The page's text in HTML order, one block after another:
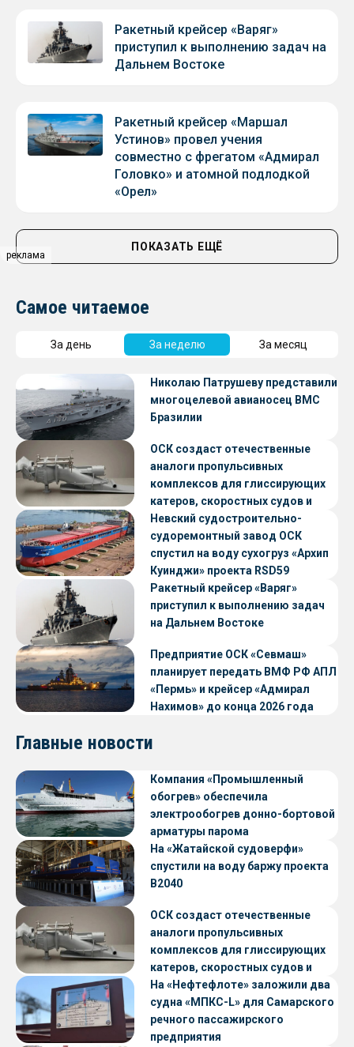
реклама
Ракетный крейсер «Варяг»
приступил к выполнению задач на
Дальнем Востоке
Ракетный крейсер «Маршал
Устинов» провел учения
совместно с фрегатом «Адмирал
Головко» и атомной подлодкой
«Орел»
ПОКАЗАТЬ ЕЩЁ
Самое читаемое
За день За неделю За месяц
Николаю Патрушеву представили
многоцелевой авианосец ВМС
Бразилии
ОСК создаст отечественные
аналоги пропульсивных
комплексов для глиссирующих
катеров, скоростных судов и
судов с малой осадкой
Невский судостроительно-
судоремонтный завод ОСК
спустил на воду сухогруз «Архип
Куинджи» проекта RSD59
Ракетный крейсер «Варяг»
приступил к выполнению задач
на Дальнем Востоке
Предприятие ОСК «Севмаш»
планирует передать ВМФ РФ АПЛ
«Пермь» и крейсер «Адмирал
Нахимов» до конца 2026 года
Главные новости
Компания «Промышленный
обогрев» обеспечила
электрообогрев донно-бортовой
арматуры парома
«Петропавловск» проекта CNF22
На «Жатайской судоверфи»
спустили на воду баржу проекта
В2040
ОСК создаст отечественные
аналоги пропульсивных
комплексов для глиссирующих
катеров, скоростных судов и
судов с малой осадкой
На «Нефтефлоте» заложили два
судна «МПКС-L» для Самарского
речного пассажирского
предприятия